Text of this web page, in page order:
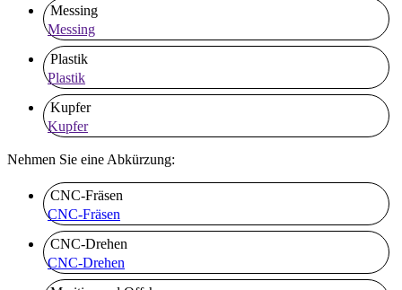
Messing
Messing
Plastik
Plastik
Kupfer
Kupfer
Nehmen Sie eine Abkürzung:
CNC-Fräsen
CNC-Fräsen
CNC-Drehen
CNC-Drehen